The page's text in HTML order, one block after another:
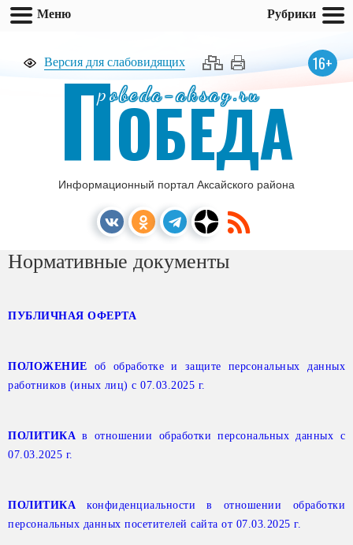
Версия для слабовидящих 16+
pobeda-aksay.ru
ПОБЕДА
Информационный портал Аксайского района
Нормативные документы
ПУБЛИЧНАЯ ОФЕРТА
ПОЛОЖЕНИЕ об обработке и защите персональных данных
работников (иных лиц) с 07.03.2025 г.
ПОЛИТИКА в отношении обработки персональных данных с
07.03.2025 г.
ПОЛИТИКА конфиденциальности в отношении обработки
персональных данных посетителей сайта от 07.03.2025 г.
Меню Рубрики